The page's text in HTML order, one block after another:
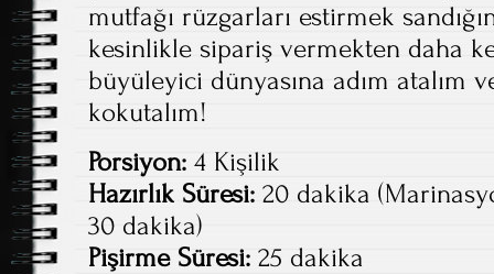
mutfağı rüzgarları estirmek
kesinlikle sipariş vermekten daha
büyüleyici dünyasına adım atalım
kokutalım!
Porsiyon: 4 Kişilik
Hazırlık Süresi: 20 dakika
30 dakika)
Pişirme Süresi: 25 dakika